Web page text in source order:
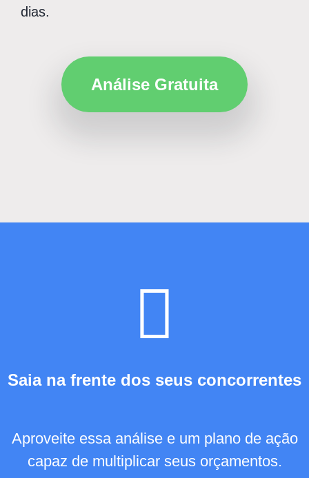
dias.
Análise Gratuita
Saia na frente dos seus concorrentes
Aproveite essa análise e um plano de ação
capaz de multiplicar seus orçamentos.